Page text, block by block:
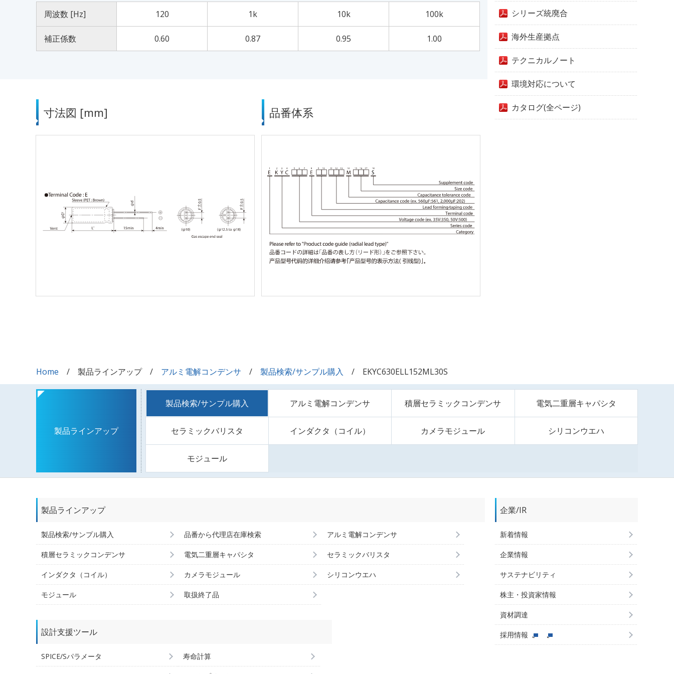
周波数 [Hz] 120 1k 10k 100k
補正係数 0.60 0.87 0.95 1.00
寸法図 [mm] 品番体系
シリーズ統廃合
海外生産拠点
テクニカルノート
環境対応について
カタログ(全ページ)
Home 製品ラインアップ アルミ電解コンデンサ 製品検索/サンプル購入 EKYC630ELL152ML30S
製品ラインアップ
製品検索/サンプル購入 アルミ電解コンデンサ 積層セラミックコンデンサ 電気二重層キャパシタ
セラミックバリスタ インダクタ（コイル） カメラモジュール シリコンウエハ
モジュール
製品ラインアップ
製品検索/サンプル購入 品番から代理店在庫検索 アルミ電解コンデンサ
積層セラミックコンデンサ 電気二重層キャパシタ セラミックバリスタ
インダクタ（コイル） カメラモジュール シリコンウエハ
モジュール 取扱終了品
設計支援ツール
SPICE/Sパラメータ 寿命計算
企業/IR
新着情報
企業情報
サステナビリティ
株主・投資家情報
資材調達
採用情報